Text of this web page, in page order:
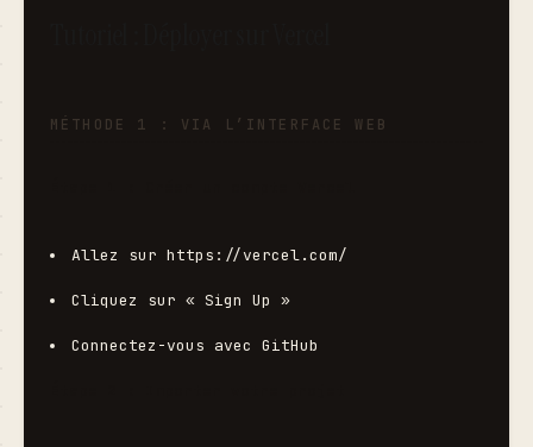
MÉTHODE 1 : VIA L’INTERFACE WEB
Allez sur https://vercel.com/
Cliquez sur « Sign Up »
Connectez-vous avec GitHub